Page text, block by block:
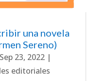
una novela
Sereno)
Sep 23, 2022|
editoriales